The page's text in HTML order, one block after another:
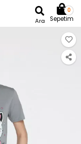
Ara
0
Sepetim